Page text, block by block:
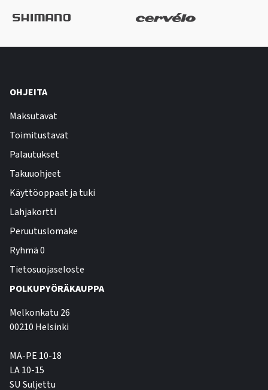
OHJEITA
Maksutavat
Toimitustavat
Palautukset
Takuuohjeet
Käyttöoppaat ja tuki
Lahjakortti
Peruutuslomake
Ryhmä 0
Tietosuojaseloste
POLKUPYÖRÄKAUPPA
Melkonkatu 26
00210 Helsinki
MA-PE 10-18
LA 10-15
SU Suljettu